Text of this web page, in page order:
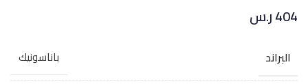
404ر.س
البراند باناسونيك